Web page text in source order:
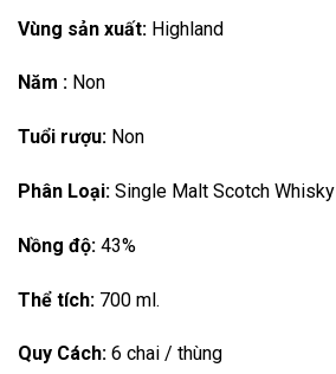
Vùng sản xuất: Highland
Năm : Non
Tuổi rượu: Non
Phân Loại: Single Malt Scotch Whisky
Nồng độ: 43%
Thể tích: 700 ml.
Quy Cách: 6 chai / thùng